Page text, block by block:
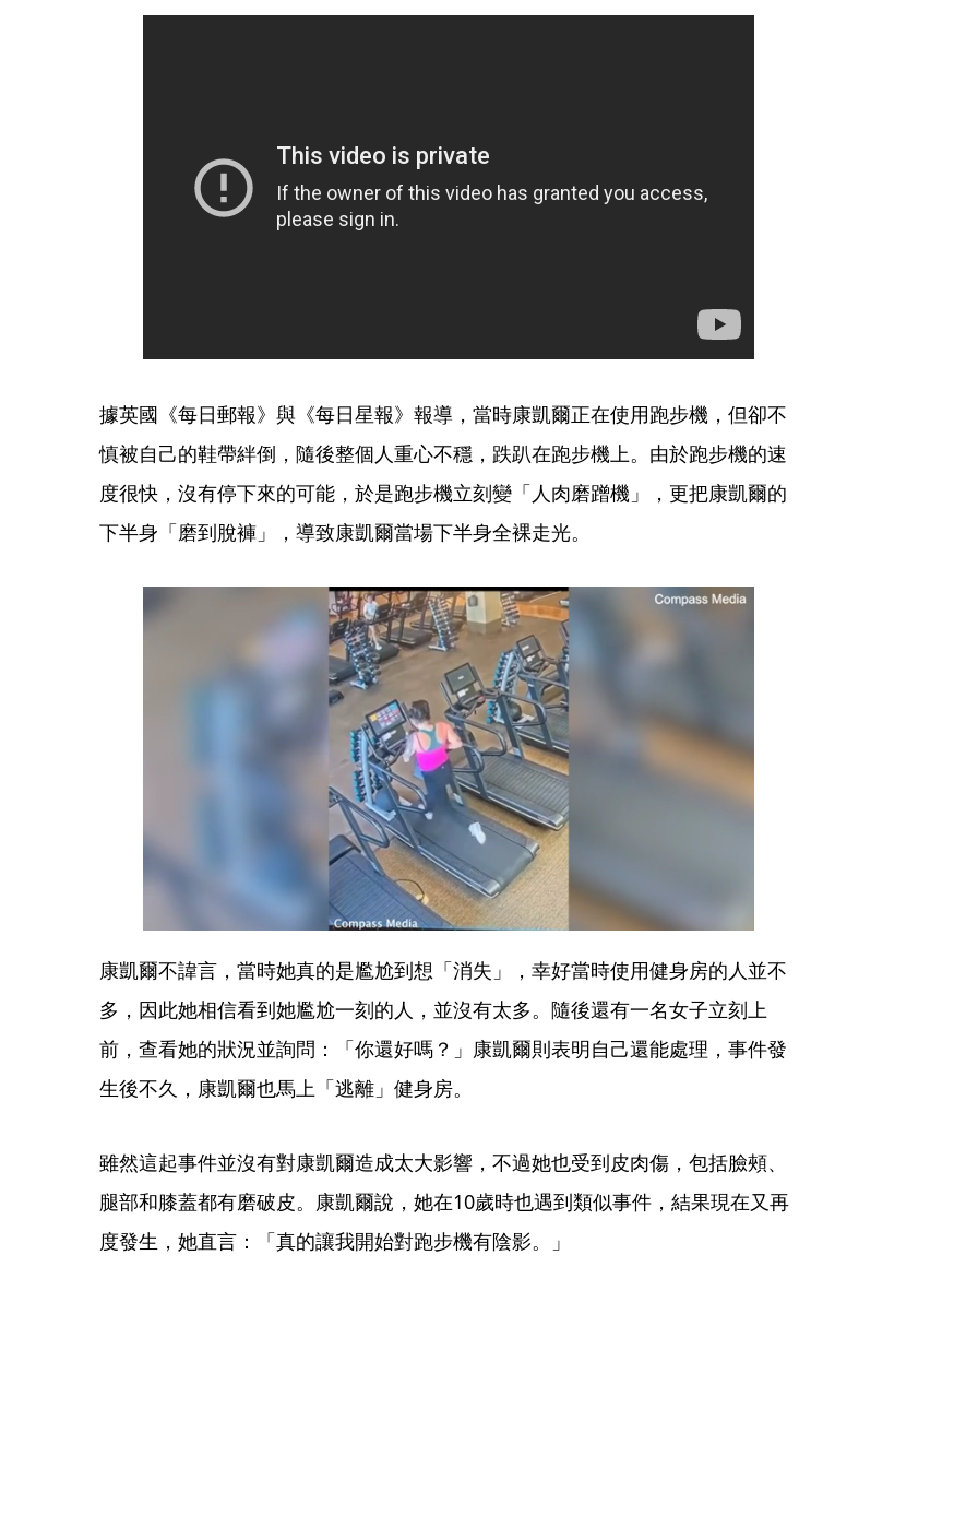
據英國《每日郵報》與《每日星報》報導，當時康凱爾正在使用跑步機，但卻不
慎被自己的鞋帶絆倒，隨後整個人重心不穩，跌趴在跑步機上。由於跑步機的速
度很快，沒有停下來的可能，於是跑步機立刻變「人肉磨蹭機」，更把康凱爾的
下半身「磨到脫褲」，導致康凱爾當場下半身全裸走光。
康凱爾不諱言，當時她真的是尷尬到想「消失」，幸好當時使用健身房的人並不
多，因此她相信看到她尷尬一刻的人，並沒有太多。隨後還有一名女子立刻上
前，查看她的狀況並詢問：「你還好嗎？」康凱爾則表明自己還能處理，事件發
生後不久，康凱爾也馬上「逃離」健身房。
雖然這起事件並沒有對康凱爾造成太大影響，不過她也受到皮肉傷，包括臉頰、
腿部和膝蓋都有磨破皮。康凱爾說，她在10歲時也遇到類似事件，結果現在又再
度發生，她直言：「真的讓我開始對跑步機有陰影。」